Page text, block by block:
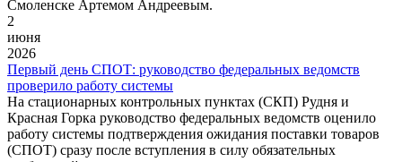
Смоленске Артемом Андреевым.
2
июня
2026
Первый день СПОТ: руководство федеральных ведомств
проверило работу системы
На стационарных контрольных пунктах (СКП) Рудня и
Красная Горка руководство федеральных ведомств оценило
работу системы подтверждения ожидания поставки товаров
(СПОТ) сразу после вступления в силу обязательных